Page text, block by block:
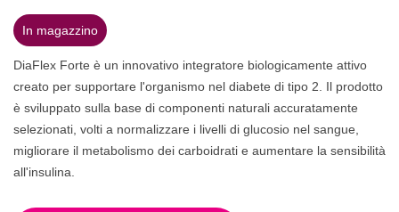
In magazzino
DiaFlex Forte è un innovativo integratore biologicamente attivo
creato per supportare l'organismo nel diabete di tipo 2. Il prodotto
è sviluppato sulla base di componenti naturali accuratamente
selezionati, volti a normalizzare i livelli di glucosio nel sangue,
migliorare il metabolismo dei carboidrati e aumentare la sensibilità
all'insulina.